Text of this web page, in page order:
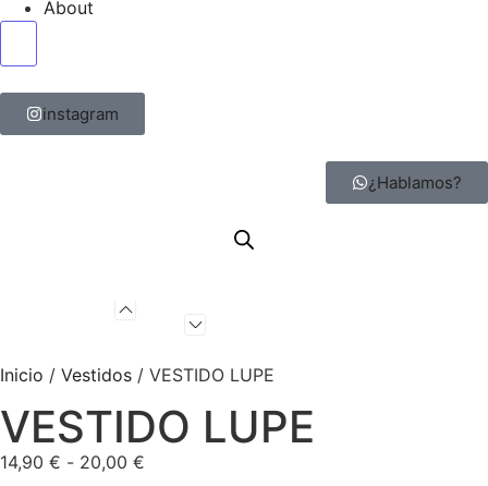
About
instagram
¿Hablamos?
Inicio / Vestidos / VESTIDO LUPE
VESTIDO LUPE
14,90 € - 20,00 €